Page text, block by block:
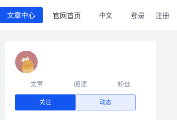
文章中心 官网首页 中文 登录 注册
文章 阅读 粉丝
关注 动态